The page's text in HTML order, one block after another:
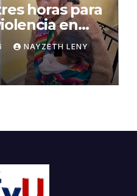
horas para
en
NAYZETH LENY